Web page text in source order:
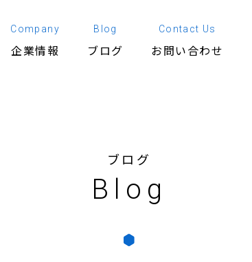
Company
企業情報
Blog
ブログ
Contact Us
お問い合わせ
ブログ
Blog